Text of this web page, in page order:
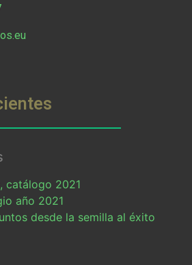
catálogo 2021
año 2021
desde la semilla al éxito